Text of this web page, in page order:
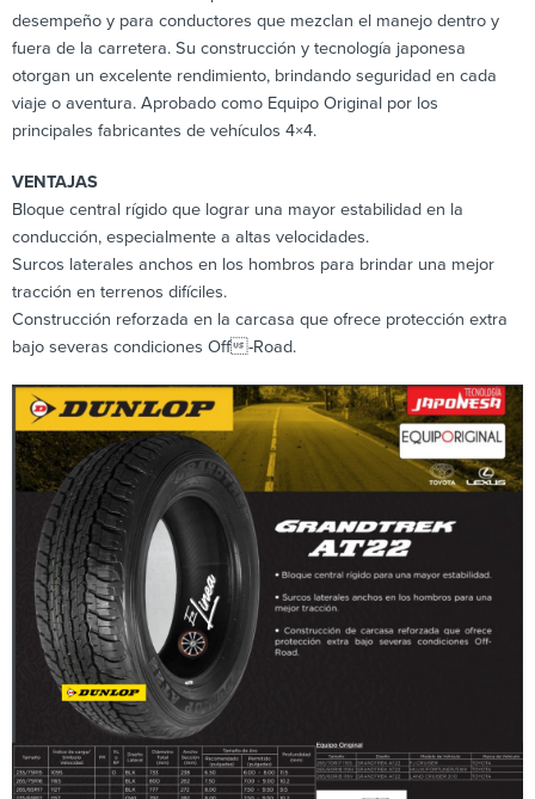
desempeño y para conductores que mezclan el manejo dentro y
fuera de la carretera. Su construcción y tecnología japonesa
otorgan un excelente rendimiento, brindando seguridad en cada
viaje o aventura. Aprobado como Equipo Original por los
principales fabricantes de vehículos 4×4.
VENTAJAS
Bloque central rígido que lograr una mayor estabilidad en la
conducción, especialmente a altas velocidades.
Surcos laterales anchos en los hombros para brindar una mejor
tracción en terrenos difíciles.
Construcción reforzada en la carcasa que ofrece protección extra
bajo severas condiciones Off-Road.